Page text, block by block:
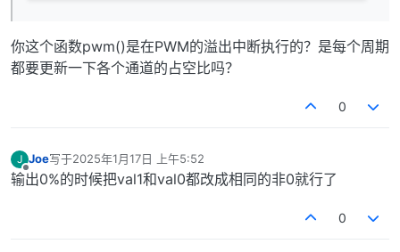
你这个函数pwm()是在PWM的溢出中断执行的？是每个周期
都要更新一下各个通道的占空比吗？
0
J
离线
Joe写于2025年1月17日 上午5:52
最后由 编辑
输出0%的时候把val1和val0都改成相同的非0就行了
0